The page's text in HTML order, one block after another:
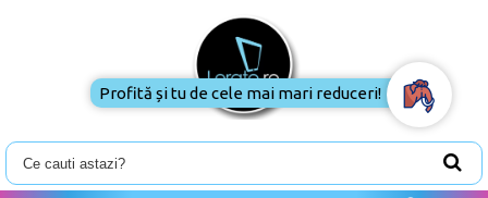
Profită și tu de cele mai mari reduceri!